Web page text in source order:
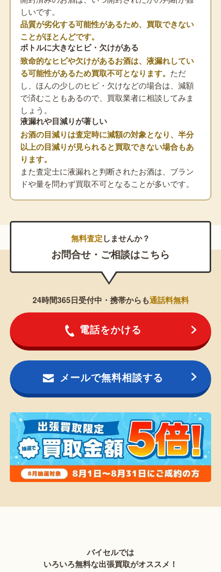
しいです。
品質が劣化する可能性があるため、買取できない
ことがほとんどです。
ボトルに大きなヒビ・欠けがある
致命的なヒビや欠けがあるお酒は、液漏れしてい
る可能性があるため買取不可となります。 ただ
し、ほんの少しのヒビ・欠けなどの場合は、減額
で済むこともあるので、買取業者に相談してみま
しょう。
液漏れや目減りが著しい
お酒の目減りは査定時に減額の対象となり、半分
以上の目減りが見られると買取できない場合もあ
ります。
また査定士に液漏れと判断されたお酒は、ブラン
ドや量を問わず買取不可となることが多いです。
無料査定しませんか？
お問合せ・ご相談はこちら
24時間365日受付中・携帯からも通話料無料
電話をかける
メールで無料相談する
バイセルでは
いろいろ無料な出張買取がオススメ！